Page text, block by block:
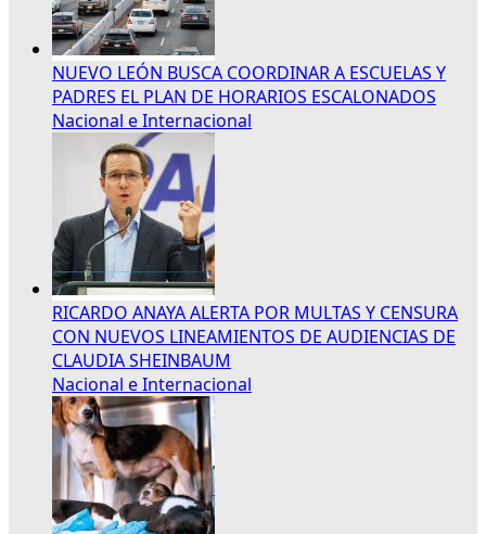
NUEVO LEÓN BUSCA COORDINAR A ESCUELAS Y
PADRES EL PLAN DE HORARIOS ESCALONADOS
Nacional e Internacional
RICARDO ANAYA ALERTA POR MULTAS Y CENSURA
CON NUEVOS LINEAMIENTOS DE AUDIENCIAS DE
CLAUDIA SHEINBAUM
Nacional e Internacional